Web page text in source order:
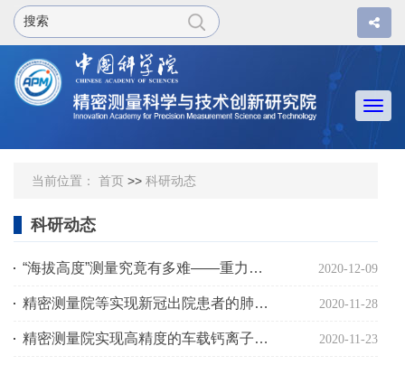
当前位置： 首页 >> 科研动态
科研动态
“海拔高度”测量究竟有多难——重力技术在珠峰高程测量中至关重要 2020-12-09
精密测量院等实现新冠出院患者的肺功能无创评估 2020-11-28
精密测量院实现高精度的车载钙离子光频标 2020-11-23